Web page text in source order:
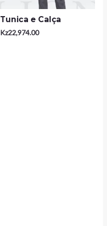
Tunica e Calça
Kz22,974.00